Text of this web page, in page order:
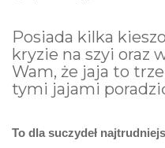
Posiada kilka
kryzie na szyi oraz
Wam, że jaja to
tymi jajami
To dla suczydeł